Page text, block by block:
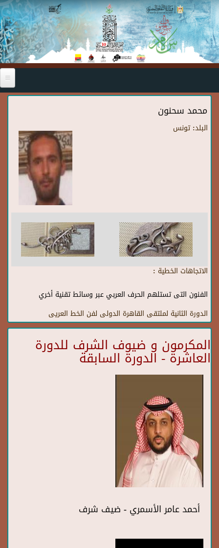
Skip to main content
محمد سحنون
البلد: تونس
الاتجاهات الخطية :
الفنون التى تستلهم الحرف العربي عبر وسائط تقنية أخري
الدورة الثانية لملتقى القاهرة الدولى لفن الخط العريى
المكرمون و ضيوف الشرف للدورة
العاشرة - الدورة السابقة
أحمد عامر الأسمري - ضيف شرف